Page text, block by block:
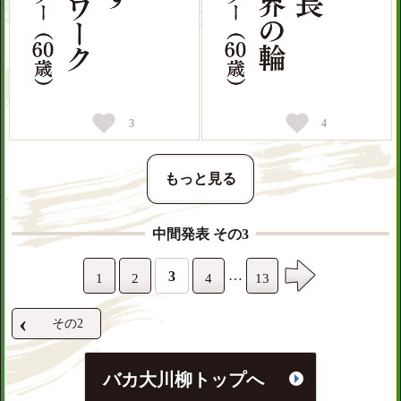
3 4
もっと見る
中間発表 その3
1 2 3 4 … 13
‹ その2
バカ大川柳トップへ